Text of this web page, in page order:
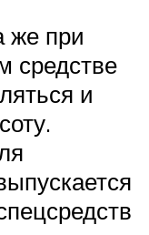
же при
средстве
и